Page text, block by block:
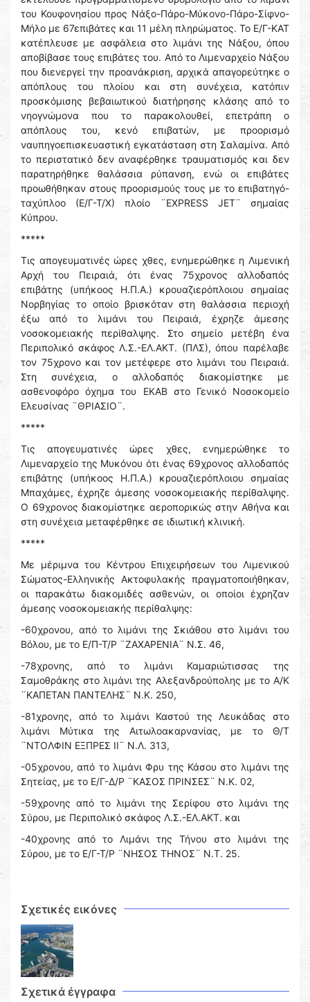
του Κουφονησίου προς Νάξο-Πάρο-Μύκονο-Πάρο-Σίφνο-
Μήλο με 67επιβάτες και 11 μέλη πληρώματος. Το Ε/Γ-ΚΑΤ
κατέπλευσε με ασφάλεια στο λιμάνι της Νάξου, όπου
αποβίβασε τους επιβάτες του. Από το Λιμεναρχείο Νάξου
που διενεργεί την προανάκριση, αρχικά απαγορεύτηκε ο
απόπλους του πλοίου και στη συνέχεια, κατόπιν
προσκόμισης βεβαιωτικού διατήρησης κλάσης από το
νηογνώμονα που το παρακολουθεί, επετράπη ο
απόπλους του, κενό επιβατών, με προορισμό
ναυπηγοεπισκευαστική εγκατάσταση στη Σαλαμίνα. Από
το περιστατικό δεν αναφέρθηκε τραυματισμός και δεν
παρατηρήθηκε θαλάσσια ρύπανση, ενώ οι επιβάτες
προωθήθηκαν στους προορισμούς τους με το επιβατηγό-
ταχύπλοο (Ε/Γ-Τ/Χ) πλοίο ¨EXPRESS JET¨ σημαίας
Κύπρου.
*****
Τις απογευματινές ώρες χθες, ενημερώθηκε η Λιμενική
Αρχή του Πειραιά, ότι ένας 75χρονος αλλοδαπός
επιβάτης (υπήκοος Η.Π.Α.) κρουαζιερόπλοιου σημαίας
Νορβηγίας το οποίο βρισκόταν στη θαλάσσια περιοχή
έξω από το λιμάνι του Πειραιά, έχρηζε άμεσης
νοσοκομειακής περίθαλψης. Στο σημείο μετέβη ένα
Περιπολικό σκάφος Λ.Σ.-ΕΛ.ΑΚΤ. (ΠΛΣ), όπου παρέλαβε
τον 75χρονο και τον μετέφερε στο λιμάνι του Πειραιά.
Στη συνέχεια, ο αλλοδαπός διακομίστηκε με
ασθενοφόρο όχημα του ΕΚΑΒ στο Γενικό Νοσοκομείο
Ελευσίνας ¨ΘΡΙΑΣΙΟ¨.
*****
Τις απογευματινές ώρες χθες, ενημερώθηκε το
Λιμεναρχείο της Μυκόνου ότι ένας 69χρονος αλλοδαπός
επιβάτης (υπήκοος Η.Π.Α.) κρουαζιερόπλοιου σημαίας
Μπαχάμες, έχρηζε άμεσης νοσοκομειακής περίθαλψης.
Ο 69χρονος διακομίστηκε αεροπορικώς στην Αθήνα και
στη συνέχεια μεταφέρθηκε σε ιδιωτική κλινική.
*****
Με μέριμνα του Κέντρου Επιχειρήσεων του Λιμενικού
Σώματος-Ελληνικής Ακτοφυλακής πραγματοποιήθηκαν,
οι παρακάτω διακομιδές ασθενών, οι οποίοι έχρηζαν
άμεσης νοσοκομειακής περίθαλψης:
-60χρονου, από το λιμάνι της Σκιάθου στο λιμάνι του
Βόλου, με το Ε/Π-Τ/Ρ ¨ΖΑΧΑΡΕΝΙΑ¨ Ν.Σ. 46,
-78χρονης, από το λιμάνι Καμαριώτισσας της
Σαμοθράκης στο λιμάνι της Αλεξανδρούπολης με το Α/Κ
¨ΚΑΠΕΤΑΝ ΠΑΝΤΕΛΗΣ¨ Ν.Κ. 250,
-81χρονης, από το λιμάνι Καστού της Λευκάδας στο
λιμάνι Μύτικα της Αιτωλοακαρνανίας, με το Θ/Τ
¨ΝΤΟΛΦΙΝ ΕΞΠΡΕΣ ΙΙ¨ Ν.Λ. 313,
-05χρονου, από το λιμάνι Φρυ της Κάσου στο λιμάνι της
Σητείας, με το Ε/Γ-Δ/Ρ ¨ΚΑΣΟΣ ΠΡΙΝΣΕΣ¨ Ν.Κ. 02,
-59χρονης από το λιμάνι της Σερίφου στο λιμάνι της
Σύρου, με Περιπολικό σκάφος Λ.Σ.-ΕΛ.ΑΚΤ. και
-40χρονης από το Λιμάνι της Τήνου στο λιμάνι της
Σύρου, με το Ε/Γ-Τ/Ρ ¨ΝΗΣΟΣ ΤΗΝΟΣ¨ Ν.Τ. 25.
Σχετικές εικόνες
Σχετικά έγγραφα